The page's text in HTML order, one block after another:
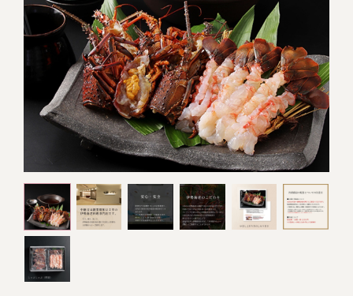
ご結婚式 1.5次会・
二次会
レストラン
オンライン通販
(造り/焼物/蒸し/ボイル伊勢海老)
(ごちそう重/誕生日重/還暦重/お食い初め重)
弁当宅配・仕出し
鉄板焼 ひかり
製薬会社・MR
サイトマップ
全ての商品を見る
お造り（お刺身）
焼物
蒸し
ボイル伊勢海老
ごちそう重
全ての商品を見る
ごちそう重
還暦重
誕生日重
おせち
全ての商品を見る
生おせち
おせち冷凍
海鮮鍋
海鮮ＢＢＱ
調味料